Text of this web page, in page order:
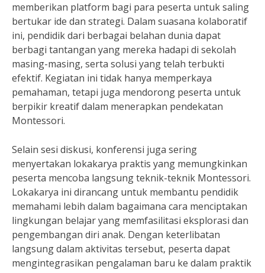
memberikan platform bagi para peserta untuk saling
bertukar ide dan strategi. Dalam suasana kolaboratif
ini, pendidik dari berbagai belahan dunia dapat
berbagi tantangan yang mereka hadapi di sekolah
masing-masing, serta solusi yang telah terbukti
efektif. Kegiatan ini tidak hanya memperkaya
pemahaman, tetapi juga mendorong peserta untuk
berpikir kreatif dalam menerapkan pendekatan
Montessori.
Selain sesi diskusi, konferensi juga sering
menyertakan lokakarya praktis yang memungkinkan
peserta mencoba langsung teknik-teknik Montessori.
Lokakarya ini dirancang untuk membantu pendidik
memahami lebih dalam bagaimana cara menciptakan
lingkungan belajar yang memfasilitasi eksplorasi dan
pengembangan diri anak. Dengan keterlibatan
langsung dalam aktivitas tersebut, peserta dapat
mengintegrasikan pengalaman baru ke dalam praktik